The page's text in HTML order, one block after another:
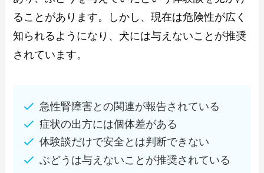
ることがあります。しかし、現在は危険性が広く
知られるようになり、犬には与えないことが推奨
されています。
急性腎障害との関連が報告されている
症状の出方には個体差がある
体験談だけで安全とは判断できない
ぶどうは与えないことが推奨されている